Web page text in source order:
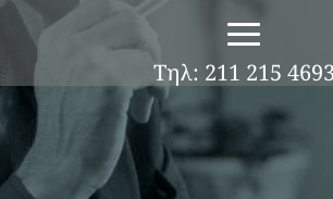
Τηλ: 211 215 4693